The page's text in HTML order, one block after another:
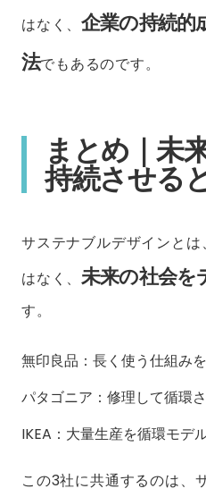
はなく、企業の持続的
法でもあるのです。
まとめ｜未
持続させる
サステナブルデザインと
はなく、未来の社会を
す。
無印良品：長く使う仕組み
パタゴニア：修理して循環
IKEA：大量生産を循環モデ
この3社に共通するのは、